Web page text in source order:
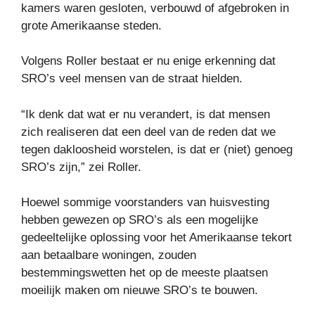
kamers waren gesloten, verbouwd of afgebroken in
grote Amerikaanse steden.
Volgens Roller bestaat er nu enige erkenning dat
SRO’s veel mensen van de straat hielden.
“Ik denk dat wat er nu verandert, is dat mensen
zich realiseren dat een deel van de reden dat we
tegen dakloosheid worstelen, is dat er (niet) genoeg
SRO’s zijn,” zei Roller.
Hoewel sommige voorstanders van huisvesting
hebben gewezen op SRO’s als een mogelijke
gedeeltelijke oplossing voor het Amerikaanse tekort
aan betaalbare woningen, zouden
bestemmingswetten het op de meeste plaatsen
moeilijk maken om nieuwe SRO’s te bouwen.